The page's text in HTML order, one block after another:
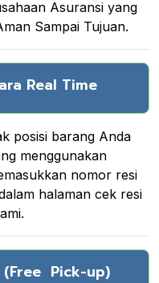
Asuransi yang
Sampai Tujuan.
Real Time
posisi barang Anda
menggunakan
nomor resi
halaman cek resi
Pick-up)